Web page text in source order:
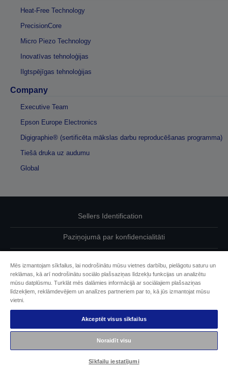
Heat-Free Technology
PrecisionCore
Micro Piezo Technology
Inovatīvas tehnoloģijas
Ilgtspējīgas tehnoloģijas
Company
Executive Team
Epson Europe Electronics
Digigraphie® (sertificēta mākslas darbu reproducēšanas programma)
Tiešā druka uz audumu
Global
Sellers Identification
Paziņojumā par konfidencialitāti
Sazinieties ar mums par saviem datiem
Epson apņemšanās pieejamības nodrošināšanā
Autortiesības (c) 2026 Seiko Epson
Mēs izmantojam sīkfailus, lai nodrošinātu mūsu vietnes darbību, pielāgotu saturu un
reklāmas, kā arī nodrošinātu sociālo plašsaziņas līdzekļu funkcijas un analizētu
mūsu datplūsmu. Turklāt mēs dalāmies informācijā ar sociālajiem plašsaziņas
līdzekļiem, reklāmdevējiem un analīzes partneriem par to, kā jūs izmantojat mūsu
vietni.
Akceptēt visus sīkfailus
Noraidīt visu
Sīkfailu iestatījumi